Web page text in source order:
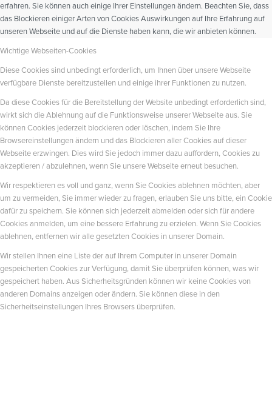
erfahren. Sie können auch einige Ihrer Einstellungen ändern. Beachten Sie, dass
das Blockieren einiger Arten von Cookies Auswirkungen auf Ihre Erfahrung auf
unseren Webseite und auf die Dienste haben kann, die wir anbieten können.
Wichtige Webseiten-Cookies
Diese Cookies sind unbedingt erforderlich, um Ihnen über unsere Webseite
verfügbare Dienste bereitzustellen und einige ihrer Funktionen zu nutzen.
Da diese Cookies für die Bereitstellung der Website unbedingt erforderlich sind,
wirkt sich die Ablehnung auf die Funktionsweise unserer Webseite aus. Sie
können Cookies jederzeit blockieren oder löschen, indem Sie Ihre
Browsereinstellungen ändern und das Blockieren aller Cookies auf dieser
Webseite erzwingen. Dies wird Sie jedoch immer dazu auffordern, Cookies zu
akzeptieren / abzulehnen, wenn Sie unsere Webseite erneut besuchen.
Wir respektieren es voll und ganz, wenn Sie Cookies ablehnen möchten, aber
um zu vermeiden, Sie immer wieder zu fragen, erlauben Sie uns bitte, ein Cookie
dafür zu speichern. Sie können sich jederzeit abmelden oder sich für andere
Cookies anmelden, um eine bessere Erfahrung zu erzielen. Wenn Sie Cookies
ablehnen, entfernen wir alle gesetzten Cookies in unserer Domain.
Wir stellen Ihnen eine Liste der auf Ihrem Computer in unserer Domain
gespeicherten Cookies zur Verfügung, damit Sie überprüfen können, was wir
gespeichert haben. Aus Sicherheitsgründen können wir keine Cookies von
anderen Domains anzeigen oder ändern. Sie können diese in den
Sicherheitseinstellungen Ihres Browsers überprüfen.